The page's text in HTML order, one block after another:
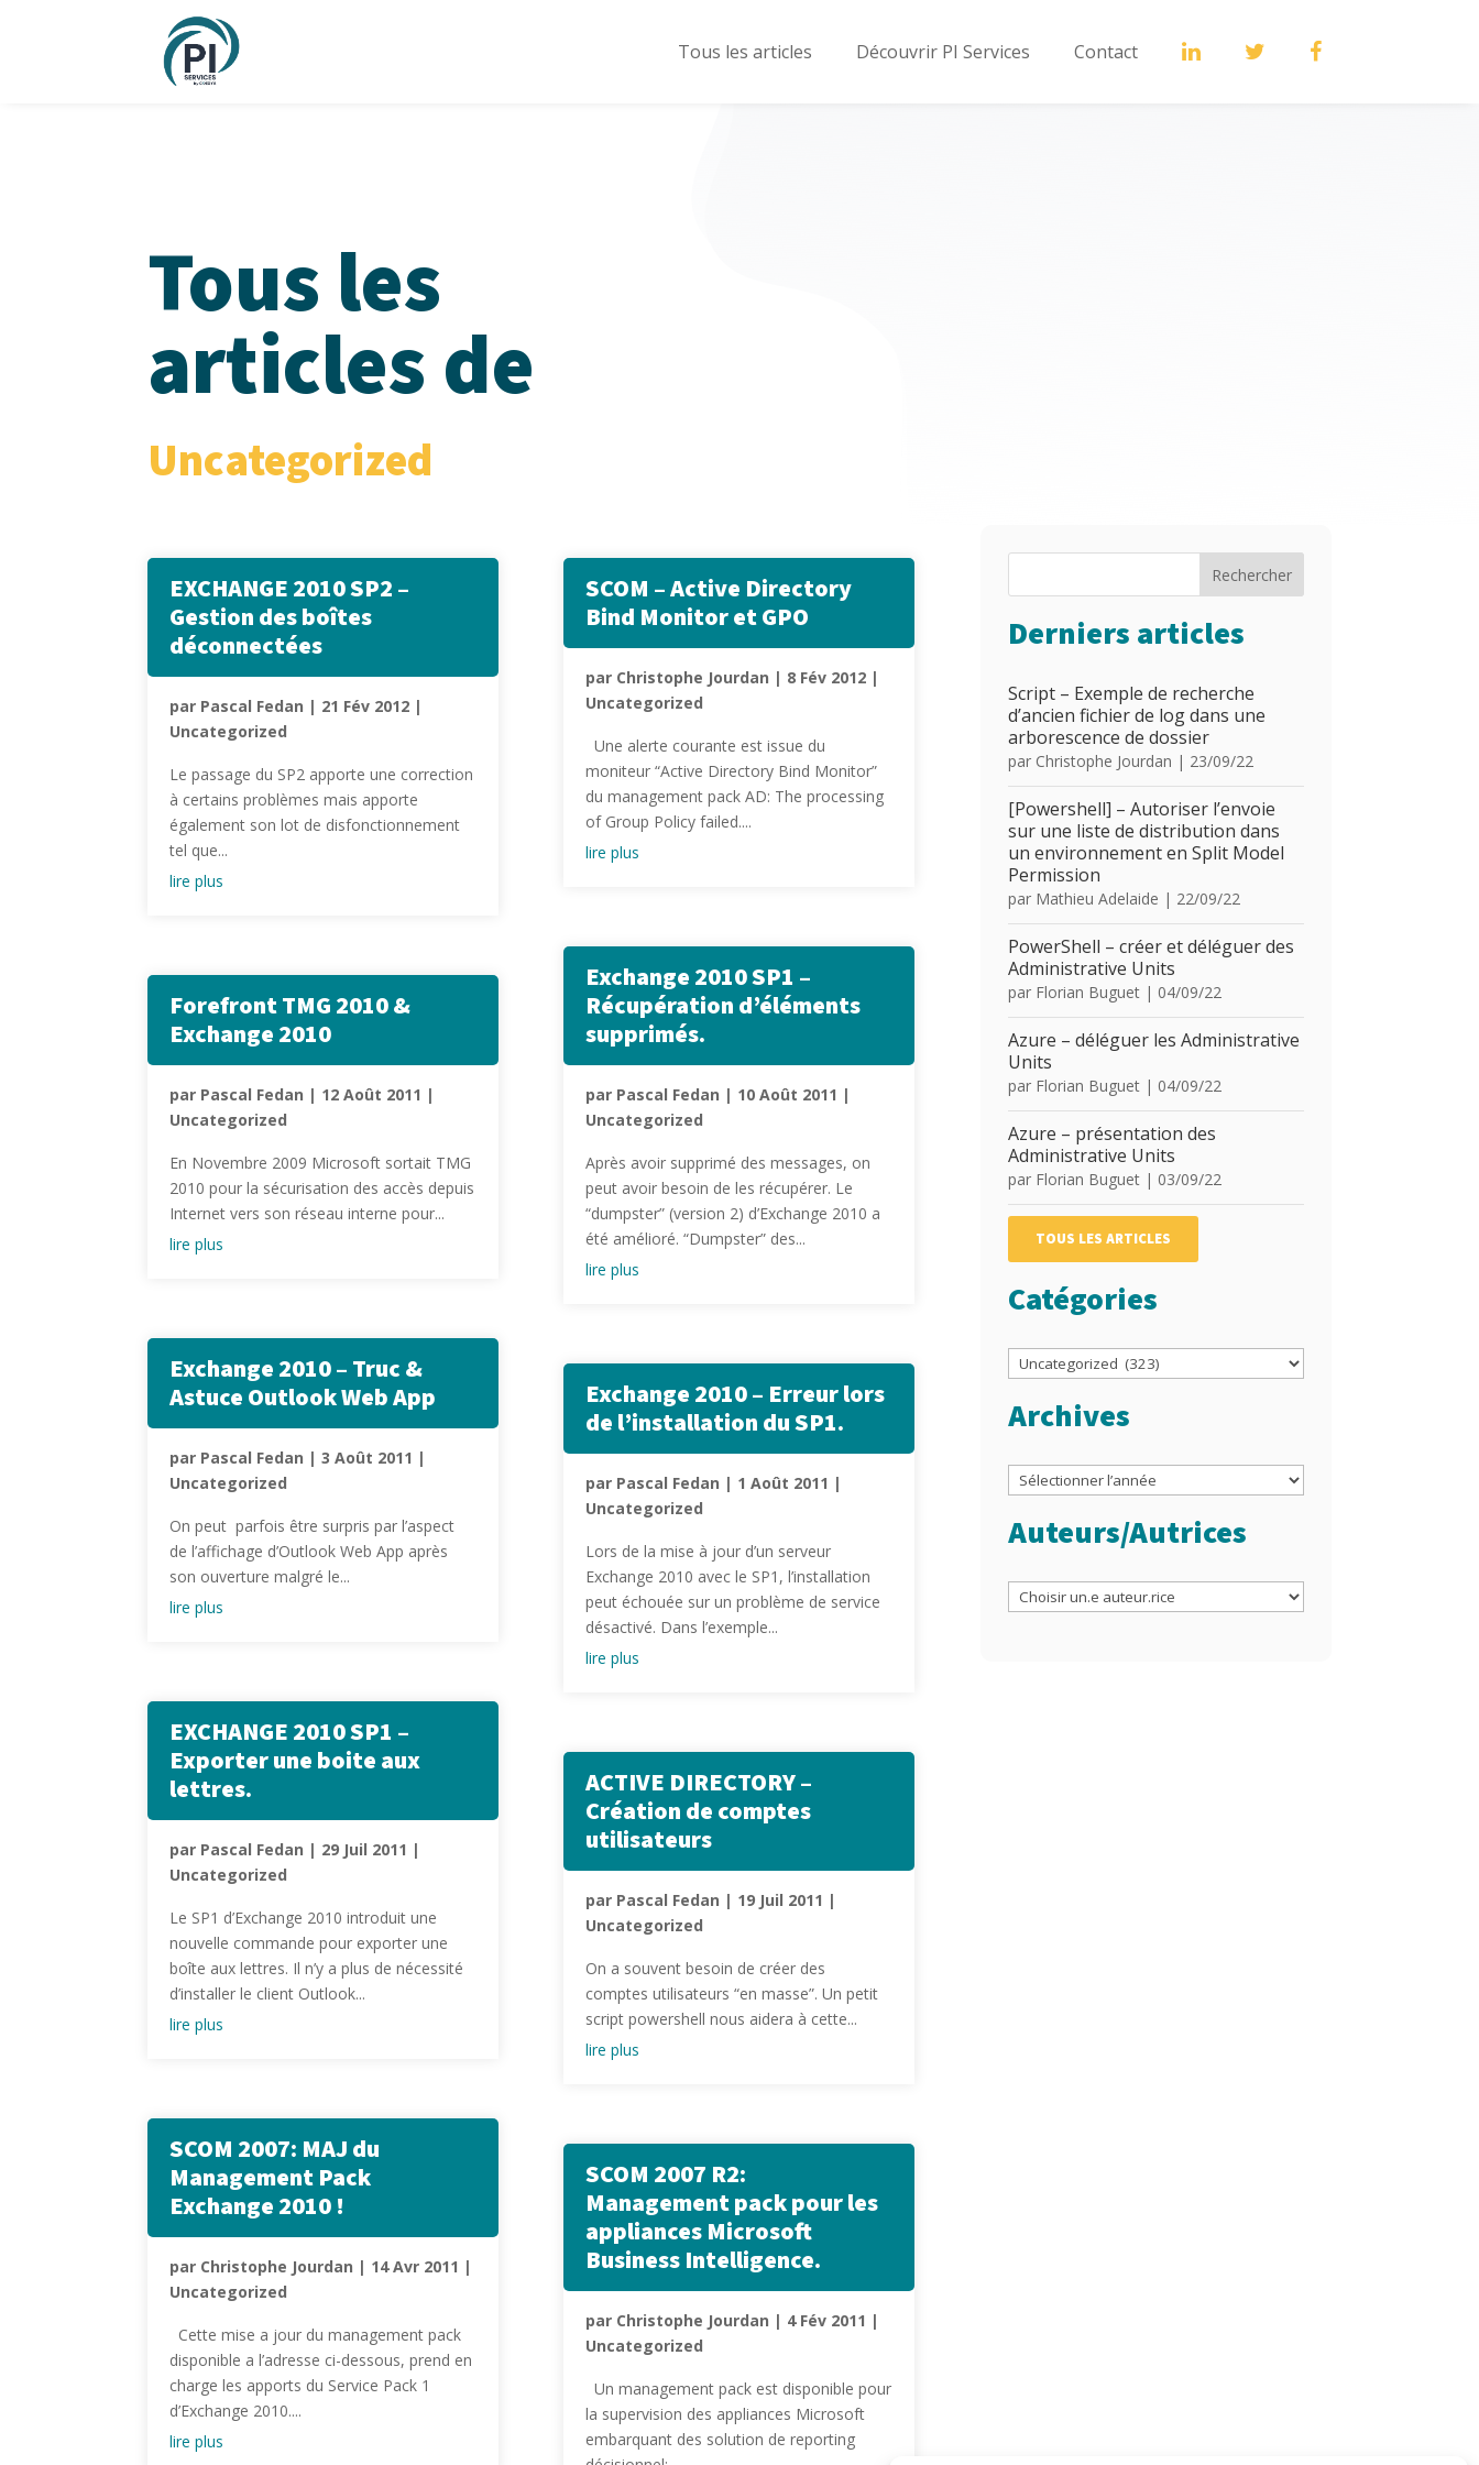
Tous les articles Découvrir PI Services Contact
Tous les
articles de
Uncategorized
EXCHANGE 2010 SP2 –
Gestion des boîtes
déconnectées
par Pascal Fedan | 21 Fév 2012 |
Uncategorized
Le passage du SP2 apporte une correction
à certains problèmes mais apporte
également son lot de disfonctionnement
tel que...
lire plus
Forefront TMG 2010 &
Exchange 2010
par Pascal Fedan | 12 Août 2011 |
Uncategorized
En Novembre 2009 Microsoft sortait TMG
2010 pour la sécurisation des accès depuis
Internet vers son réseau interne pour...
lire plus
Exchange 2010 – Truc &
Astuce Outlook Web App
par Pascal Fedan |3 Août 2011 |
Uncategorized
On peut parfois être surpris par l’aspect
de l’affichage d’Outlook Web App après
son ouverture malgré le...
lire plus
EXCHANGE 2010 SP1 –
Exporter une boite aux
lettres.
par Pascal Fedan | 29 Juil 2011 |
Uncategorized
Le SP1 d’Exchange 2010 introduit une
nouvelle commande pour exporter une
boîte aux lettres. Il n’y a plus de nécessité
d’installer le client Outlook...
lire plus
SCOM 2007: MAJ du
Management Pack
Exchange 2010 !
par Christophe Jourdan | 14 Avr 2011 |
Uncategorized
Cette mise a jour du management pack
disponible a l’adresse ci-dessous, prend en
charge les apports du Service Pack 1
d’Exchange 2010....
lire plus
SCOM – Active Directory
Bind Monitor et GPO
par Christophe Jourdan | 8 Fév 2012 |
Uncategorized
Une alerte courante est issue du
moniteur “Active Directory Bind Monitor”
du management pack AD: The processing
of Group Policy failed....
lire plus
Exchange 2010 SP1 –
Récupération d’éléments
supprimés.
par Pascal Fedan | 10 Août 2011 |
Uncategorized
Après avoir supprimé des messages, on
peut avoir besoin de les récupérer. Le
“dumpster” (version 2) d’Exchange 2010 a
été amélioré. “Dumpster” des...
lire plus
Exchange 2010 – Erreur lors
de l’installation du SP1.
par Pascal Fedan | 1 Août 2011 |
Uncategorized
Lors de la mise à jour d’un serveur
Exchange 2010 avec le SP1, l’installation
peut échouée sur un problème de service
désactivé. Dans l’exemple...
lire plus
ACTIVE DIRECTORY –
Création de comptes
utilisateurs
par Pascal Fedan | 19 Juil 2011 |
Uncategorized
On a souvent besoin de créer des
comptes utilisateurs “en masse”. Un petit
script powershell nous aidera à cette...
lire plus
SCOM 2007 R2:
Management pack pour les
appliances Microsoft
Business Intelligence.
par Christophe Jourdan | 4 Fév 2011 |
Uncategorized
Un management pack est disponible pour
la supervision des appliances Microsoft
embarquant des solution de reporting
Rechercher
Derniers articles
Script – Exemple de recherche
d’ancien fichier de log dans une
arborescence de dossier
par Christophe Jourdan | 23/09/22
[Powershell] – Autoriser l’envoie
sur une liste de distribution dans
un environnement en Split Model
Permission
par Mathieu Adelaide | 22/09/22
PowerShell – créer et déléguer des
Administrative Units
par Florian Buguet| 04/09/22
Azure – déléguer les Administrative
Units
par Florian Buguet| 04/09/22
Azure – présentation des
Administrative Units
par Florian Buguet| 03/09/22
TOUS LES ARTICLES
Catégories
Catégories
Archives
Archives
Auteurs/Autrices